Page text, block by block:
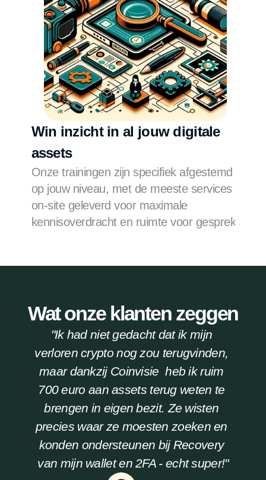
Win inzicht in al jouw digitale
assets
Onze trainingen zijn specifiek afgestemd
op jouw niveau, met de meeste services
on-site geleverd voor maximale
kennisoverdracht en ruimte voor gesprek.
Wat onze klanten zeggen
"Ik had niet gedacht dat ik mijn
verloren crypto nog zou terugvinden,
maar dankzij Coinvisie  heb ik ruim
700 euro aan assets terug weten te
brengen in eigen bezit. Ze wisten
precies waar ze moesten zoeken en
konden ondersteunen bij Recovery
van mijn wallet en 2FA - echt super!"